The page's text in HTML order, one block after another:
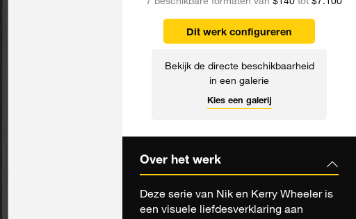
7 beschikbare formaten van $140tot $7.100
Dit werk configureren
Bekijk de directe beschikbaarheid
in een galerie
Kies een galerij
Over het werk
Deze serie van Nik en Kerry Wheeler is
een visuele liefdesverklaring aan